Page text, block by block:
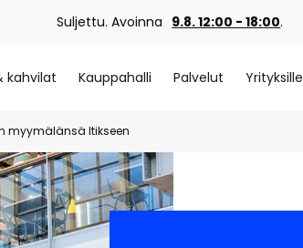
Suljettu. Avoinna 9.8. 12:00 - 18:00.
kahvilat Kauppahalli Palvelut Yrityksille
myymälänsä Itikseen